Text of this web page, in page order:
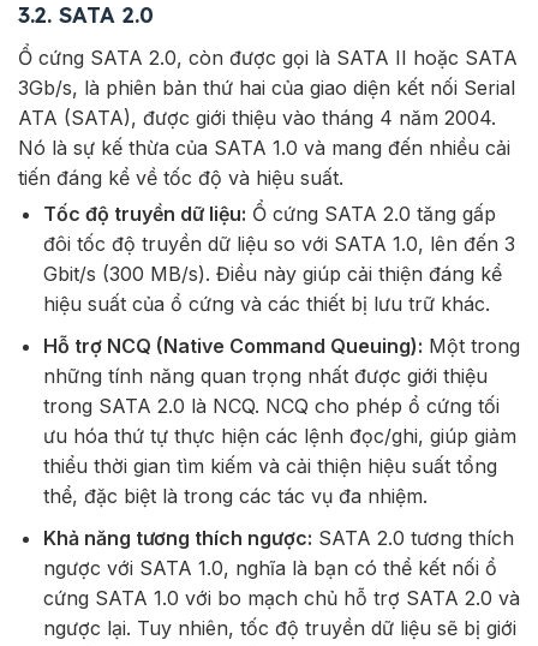
3.2. SATA 2.0
Ổ cứng SATA 2.0, còn được gọi là SATA II hoặc SATA
3Gb/s, là phiên bản thứ hai của giao diện kết nối Serial
ATA (SATA), được giới thiệu vào tháng 4 năm 2004.
Nó là sự kế thừa của SATA 1.0 và mang đến nhiều cải
tiến đáng kể về tốc độ và hiệu suất.
Tốc độ truyền dữ liệu: Ổ cứng SATA 2.0 tăng gấp
đôi tốc độ truyền dữ liệu so với SATA 1.0, lên đến 3
Gbit/s (300 MB/s). Điều này giúp cải thiện đáng kể
hiệu suất của ổ cứng và các thiết bị lưu trữ khác.
Hỗ trợ NCQ (Native Command Queuing): Một trong
những tính năng quan trọng nhất được giới thiệu
trong SATA 2.0 là NCQ. NCQ cho phép ổ cứng tối
ưu hóa thứ tự thực hiện các lệnh đọc/ghi, giúp giảm
thiểu thời gian tìm kiếm và cải thiện hiệu suất tổng
thể, đặc biệt là trong các tác vụ đa nhiệm.
Khả năng tương thích ngược: SATA 2.0 tương thích
ngược với SATA 1.0, nghĩa là bạn có thể kết nối ổ
cứng SATA 1.0 với bo mạch chủ hỗ trợ SATA 2.0 và
ngược lại. Tuy nhiên, tốc độ truyền dữ liệu sẽ bị giới